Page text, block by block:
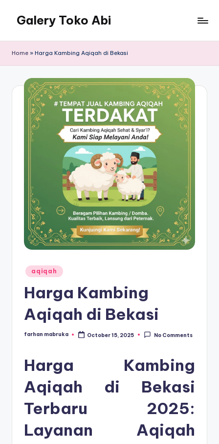
Galery Toko Abi
Home » Harga Kambing Aqiqah di Bekasi
Posted
in
aqiqah
Harga Kambing
Aqiqah di Bekasi
Posted
farhan mabruka October 15, 2025 No Comments
Harga Kambing
Aqiqah di Bekasi
Terbaru 2025:
Layanan Aqiqah